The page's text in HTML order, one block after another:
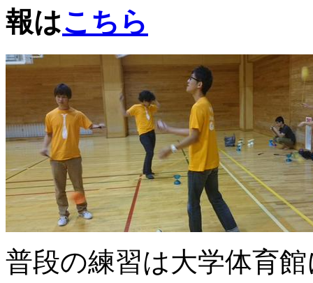
報はこちら
普段の練習は大学体育